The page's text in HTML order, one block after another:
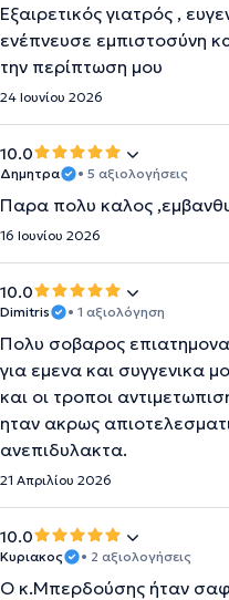
Εξαιρετικός γιατρός ,
ενέπνευσε εμπιστοσύνη
την περίπτωση μου
24 Ιουνίου 2026
10.0
Δημητρα • 5 αξιολογήσεις
Παρα πολυ καλος
16 Ιουνίου 2026
10.0
Dimitris • 1 αξιολόγηση
Πολυ σοβαρος
για εμενα και συγγενικα
και οι τροποι
ηταν ακρως
ανεπιδυλακτα.
21 Απριλίου 2026
10.0
Κυριακος • 2 αξιολογήσεις
Ο κ.Μπερδούσης ήταν